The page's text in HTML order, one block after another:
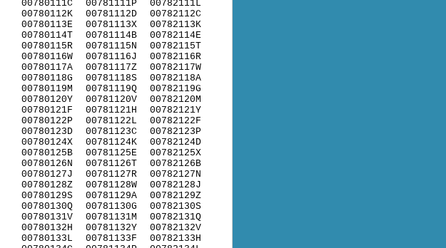
00780111C
00780112K
00780113E
00780114T
00780115R
00780116W
00780117A
00780118G
00780119M
00780120Y
00780121F
00780122P
00780123D
00780124X
00780125B
00780126N
00780127J
00780128Z
00780129S
00780130Q
00780131V
00780132H
00780133L
00781111P
00781112D
00781113X
00781114B
00781115N
00781116J
00781117Z
00781118S
00781119Q
00781120V
00781121H
00781122L
00781123C
00781124K
00781125E
00781126T
00781127R
00781128W
00781129A
00781130G
00781131M
00781132Y
00781133F
00782111L
00782112C
00782113K
00782114E
00782115T
00782116R
00782117W
00782118A
00782119G
00782120M
00782121Y
00782122F
00782123P
00782124D
00782125X
00782126B
00782127N
00782128J
00782129Z
00782130S
00782131Q
00782132V
00782133H